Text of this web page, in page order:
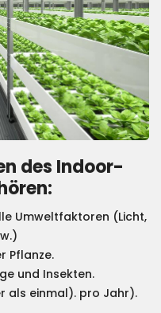
des Indoor-
Umweltfaktoren (Licht,
Pflanze.
und Insekten.
als einmal). pro Jahr).